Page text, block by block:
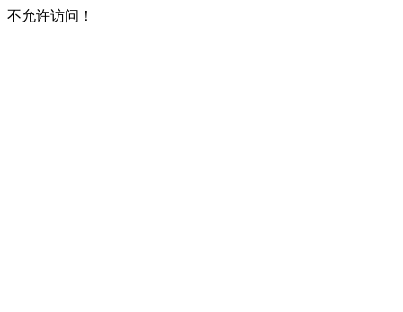
不允许访问！